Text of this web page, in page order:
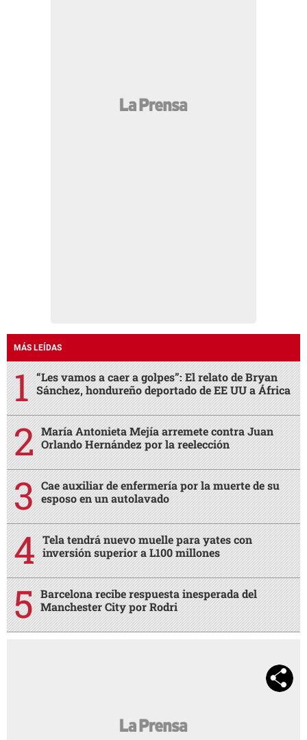
MÁS LEÍDAS
“Les vamos a caer a golpes”: El relato de Bryan
Sánchez, hondureño deportado de EE UU a África
María Antonieta Mejía arremete contra Juan
Orlando Hernández por la reelección
Cae auxiliar de enfermería por la muerte de su
esposo en un autolavado
Tela tendrá nuevo muelle para yates con
inversión superior a L100 millones
Barcelona recibe respuesta inesperada del
Manchester City por Rodri